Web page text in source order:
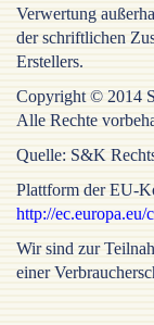
Verwertung
der schriftlichen
Erstellers.
Copyright © 2014
Alle Rechte
Quelle: S&K
Plattform der EU-
http://ec.europa.eu/
Wir sind zur
einer